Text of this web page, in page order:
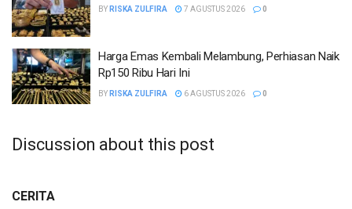
BY RISKA ZULFIRA 7 AGUSTUS 2026 0
Harga Emas Kembali Melambung, Perhiasan Naik
Rp150 Ribu Hari Ini
BY RISKA ZULFIRA 6 AGUSTUS 2026 0
Discussion about this post
CERITA